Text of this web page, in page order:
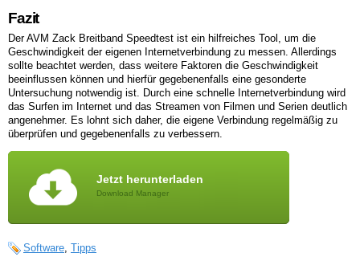
Fazit
Der AVM Zack Breitband Speedtest ist ein hilfreiches Tool, um die
Geschwindigkeit der eigenen Internetverbindung zu messen. Allerdings
sollte beachtet werden, dass weitere Faktoren die Geschwindigkeit
beeinflussen können und hierfür gegebenenfalls eine gesonderte
Untersuchung notwendig ist. Durch eine schnelle Internetverbindung wird
das Surfen im Internet und das Streamen von Filmen und Serien deutlich
angenehmer. Es lohnt sich daher, die eigene Verbindung regelmäßig zu
überprüfen und gegebenenfalls zu verbessern.
Jetzt herunterladen
Download Manager
Software, Tipps